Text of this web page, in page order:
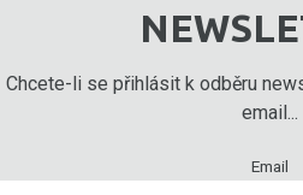
Chcete-li se přihlásit k odběru
email...
Email